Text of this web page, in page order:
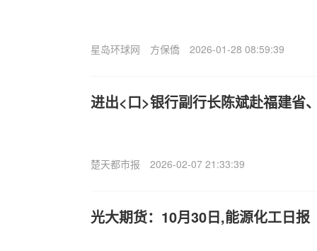
星岛环球网 方保僑 2026-01-28 08:59:39
进出<口>银行副行长陈斌赴福建省
楚天都市报 2026-02-07 21:33:39
光大期货：10月30日,能源化工日报